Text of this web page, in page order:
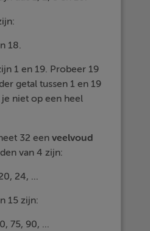
18.
1 en 19. Probeer 19
getal tussen 1 en 19
niet op een heel
32 eenveelvoud
van 4 zijn:
24, ...
15 zijn:
75, 90, ...